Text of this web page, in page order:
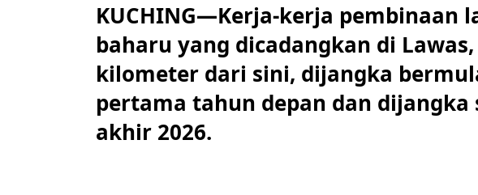
KUCHING—Kerja-kerja pembinaan
baharu yang dicadangkan di
kilometer dari sini, dijangka
pertama tahun depan dan dijangka
akhir 2026.